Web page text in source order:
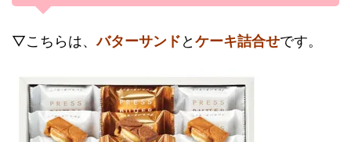
▽こちらは、バターサンドとケーキ詰合せです。